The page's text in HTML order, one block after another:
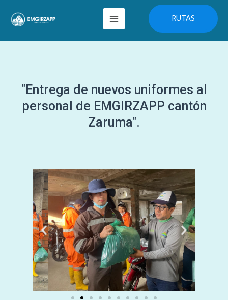
Main
Menu
RUTAS
"Entrega de nuevos uniformes al
personal de EMGIRZAPP cantón
Zaruma".